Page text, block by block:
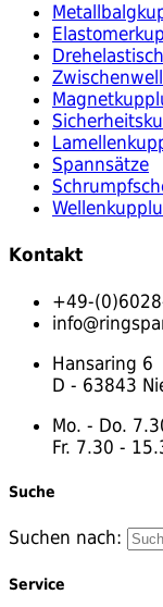
Spannsätze
Kontakt
+49-
Hansaring 6
D - 63843
Mo. - Do.
Fr. 7.30 -
Suche
Suchen nach:
Service